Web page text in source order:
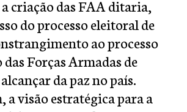
criação das FAA ditaria,
do processo eleitoral de
ao processo
Forças Armadas de
da paz no país.
a visão estratégica para a